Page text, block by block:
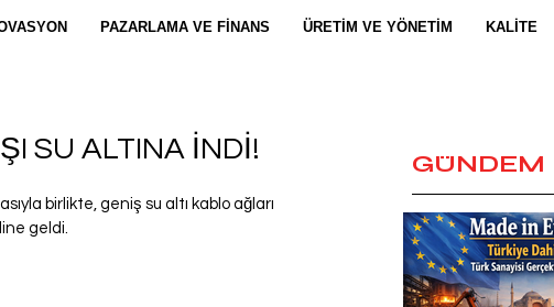
PAZARLAMA VE FİNANS ÜRETİM VE YÖNETİM KALİTE
SU ALTINA İNDİ!
birlikte, geniş su altı kablo ağları
geldi.
GÜNDEM